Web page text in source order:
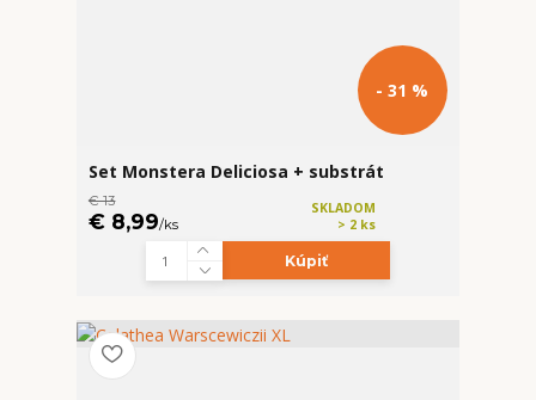
- 31 %
Set Monstera Deliciosa + substrát
€ 13
€ 8,99/ks
SKLADOM
> 2 ks
Kúpiť